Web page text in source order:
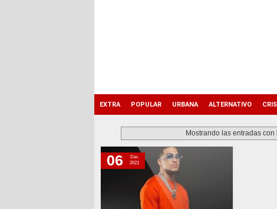
EXTRA POPULAR URBANA ALTERNATIVO
Mostrando las entradas
lunes, 6 de diciembre de 2021
06
Dec
2021